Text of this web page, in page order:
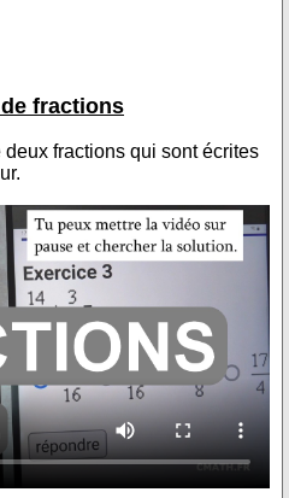
fractions
deux fractions qui sont écrites